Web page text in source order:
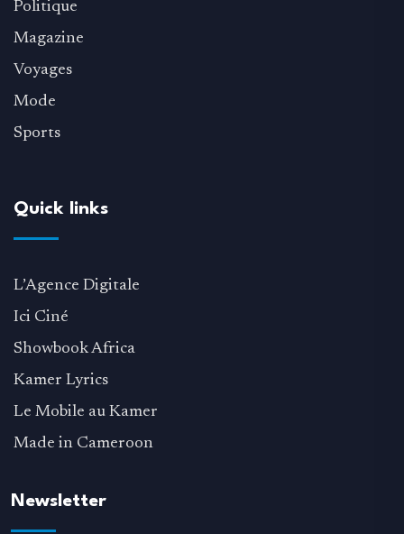
Politique
Magazine
Voyages
Mode
Sports
Quick links
L’Agence Digitale
Ici Ciné
Showbook Africa
Kamer Lyrics
Le Mobile au Kamer
Made in Cameroon
Newsletter